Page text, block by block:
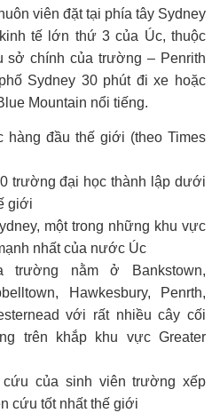
viên đặt tại phía tây Sydney
tế lớn thứ 3 của Úc, thuộc
sở chính của trường – Penrith
Sydney 30 phút đi xe hoặc
Mountain nổi tiếng.
hàng đầu thế giới (theo Times
trường đại học thành lập dưới
giới
một trong những khu vực
nhất của nước Úc
nằm ở Bankstown,
Hawkesbury, Penrth,
với rất nhiều cây cối
trên khắp khu vực Greater
của sinh viên trường xếp
cứu tốt nhất thế giới